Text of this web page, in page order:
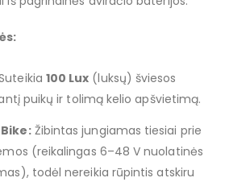
100 Lux (luksų) šviesos
puikų ir tolimą kelio apšvietimą.
Žibintas jungiamas tiesiai prie
(reikalingas 6–48 V nuolatinės
todėl nereikia rūpintis atskiru